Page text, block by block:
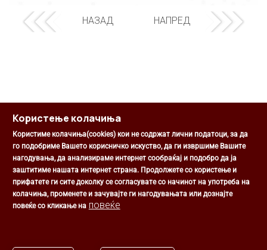
НАЗАД НАПРЕД
Општина Центар
Михаил Цоков бр. 1, Скопје
Скопје, РС Македонија
+389 2 3203 693
+389 2 3203 600
Користење колачиња
Користиме колачиња(cookies) кои не содржат лични податоци, за да
го подобриме Вашето корисничко искуство, да ги извршиме Вашите
нагодувања, да анализираме интернет сообраќај и подобро да ја
заштитиме нашата интернет страна. Продолжете со користење и
прифатете ги сите доколку се согласувате со начинот на употреба на
колачиња, променете и зачувајте ги нагодувањата или дознајте
повеќе со кликање на повеќе